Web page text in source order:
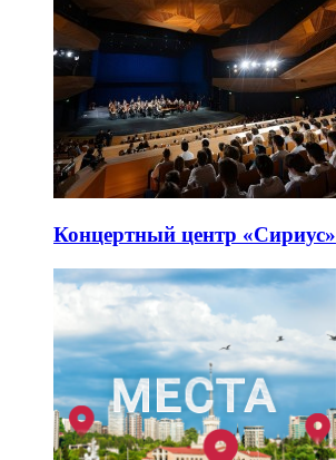
Концертный центр «Сириус»